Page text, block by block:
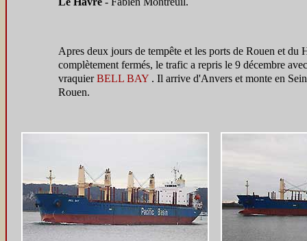
Apres deux jours de tempête et les ports de Rouen et du
complètement fermés, le trafic a repris le 9 décembre
vraquierBELL BAY . Il arrive d'Anvers et monte en
Rouen.